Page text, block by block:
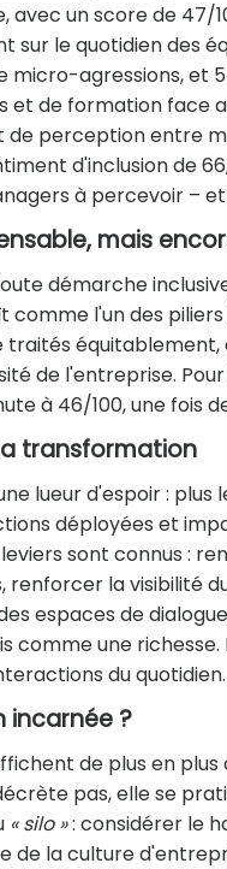
avec un score de
le quotidien des
agressions, et
et de formation face
perception entre
d'inclusion de
à percevoir –
mais
démarche
l'un des
de l'entreprise.
à 46/100, une fois
transformation
lueur d'espoir : plus
déployées et
sont connus :
la visibilité
espaces de
comme une
du quotidien.
incarnée ?
de plus en
pas, elle se
« silo »: considérer le
de la culture